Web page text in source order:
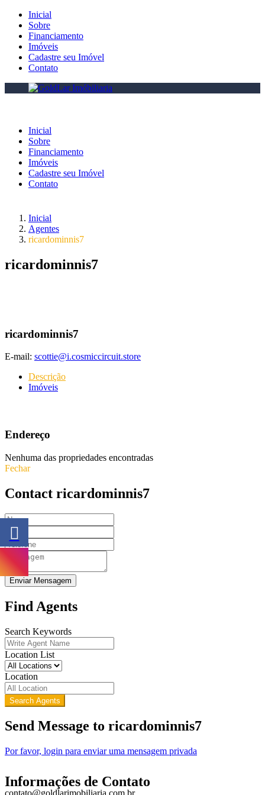
Inicial
Sobre
Financiamento
Imóveis
Cadastre seu Imóvel
Contato
Inicial
Sobre
Financiamento
Imóveis
Cadastre seu Imóvel
Contato
Inicial
Agentes
ricardominnis7
ricardominnis7
ricardominnis7
E-mail: scottie@i.cosmiccircuit.store
Descrição
Imóveis
Endereço
Nenhuma das propriedades encontradas
Fechar
Contact ricardominnis7
Enviar Mensagem
Find Agents
Search Keywords
Location List
Location
Search Agents
Send Message to ricardominnis7
Por favor, login para enviar uma mensagem privada
Informações de Contato